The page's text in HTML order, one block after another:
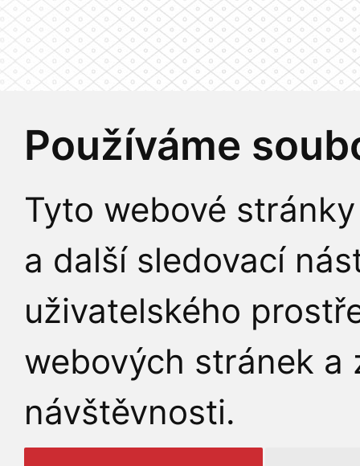
Používáme
Tyto webové
a další sledovací
uživatelského
webových stránek a
návštěvnosti.